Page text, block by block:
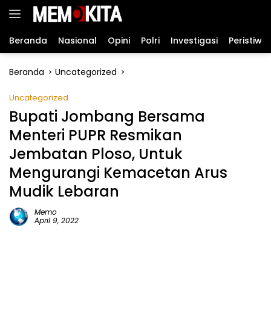
Langsung
Beranda Nasional Opini Polri Investigasi Peristiwa
Beranda Uncategorized
Uncategorized
Bupati Jombang Bersama
Menteri PUPR Resmikan
Jembatan Ploso, Untuk
Mengurangi Kemacetan Arus
Mudik Lebaran
Memo
April 9, 2022